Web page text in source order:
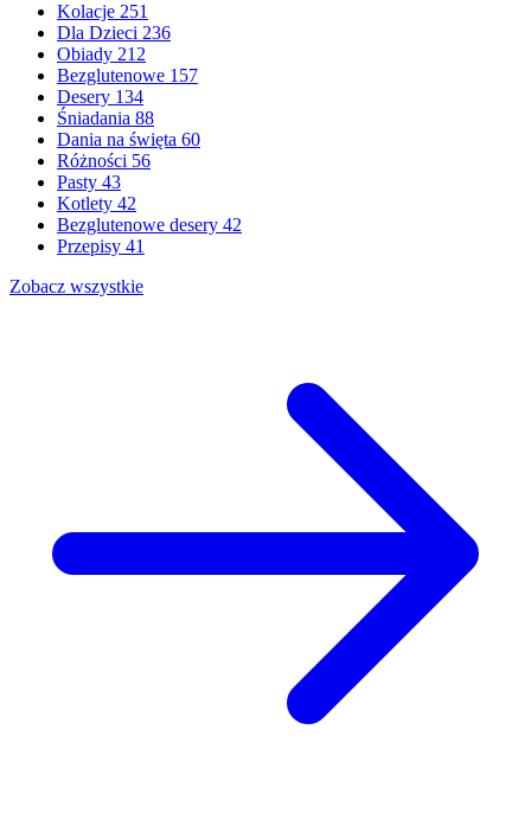
Kolacje 251
Dla Dzieci 236
Obiady 212
Bezglutenowe 157
Desery 134
Śniadania 88
Dania na święta 60
Różności 56
Pasty 43
Kotlety 42
Bezglutenowe desery 42
Przepisy 41
Zobacz wszystkie